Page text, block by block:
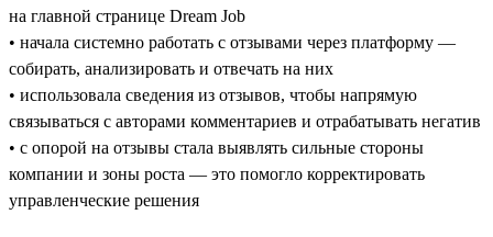
на главной странице Dream Job
• начала системно работать с отзывами через платформу —
собирать, анализировать и отвечать на них
• использовала сведения из отзывов, чтобы напрямую
связываться с авторами комментариев и отрабатывать негатив
• с опорой на отзывы стала выявлять сильные стороны
компании и зоны роста — это помогло корректировать
управленческие решения